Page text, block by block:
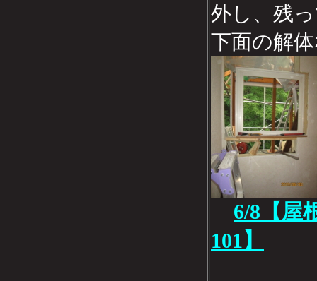
外し、残
下面の解
6/8【屋
101】